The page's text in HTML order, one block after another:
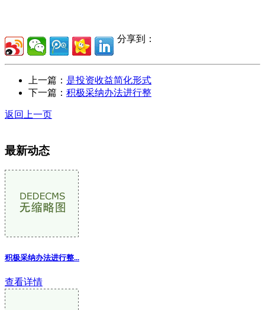
分享到：
上一篇： 是投资收益简化形式
下一篇： 积极采纳办法进行整
返回上一页
最新动态
积极采纳办法进行整...
查看详情